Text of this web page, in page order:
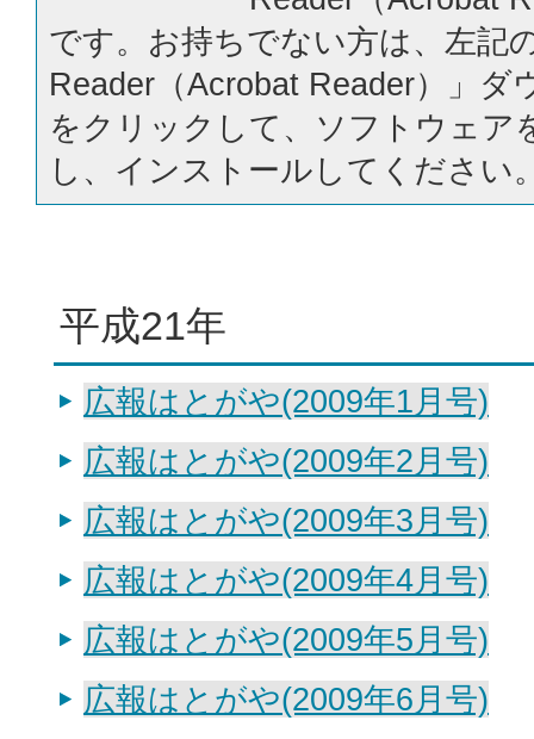
です。お持ちでない方は、左記
Reader（Acrobat Reader）」ダ
をクリックして、ソフトウェア
し、インストールしてください
平成21年
広報はとがや(2009年1月号)
広報はとがや(2009年2月号)
広報はとがや(2009年3月号)
広報はとがや(2009年4月号)
広報はとがや(2009年5月号)
広報はとがや(2009年6月号)